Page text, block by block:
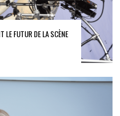
LE FUTUR DE LA SCÈNE